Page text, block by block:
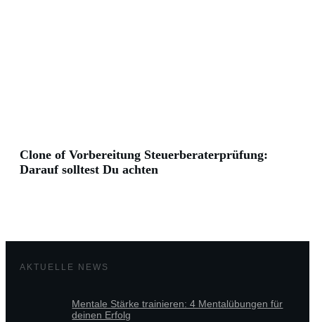
Clone of Vorbereitung Steuerberaterprüfung:
Darauf solltest Du achten
AKTUELLE NEWS
Mentale Stärke trainieren: 4 Mentalübungen für
deinen Erfolg